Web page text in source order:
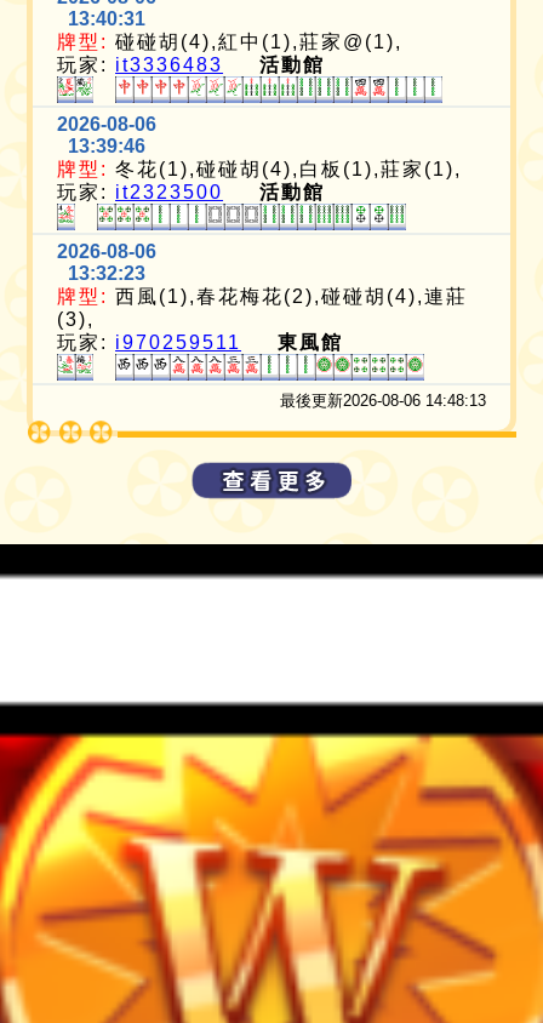
13:40:31
牌型: 碰碰胡(4),紅中(1),莊家@(1),
玩家: it3336483 活動館
2026-08-06
13:39:46
牌型: 冬花(1),碰碰胡(4),白板(1),莊家(1),
玩家: it2323500 活動館
2026-08-06
13:32:23
牌型: 西風(1),春花梅花(2),碰碰胡(4),連莊
(3),
玩家: i970259511 東風館
最後更新2026-08-06 14:48:13